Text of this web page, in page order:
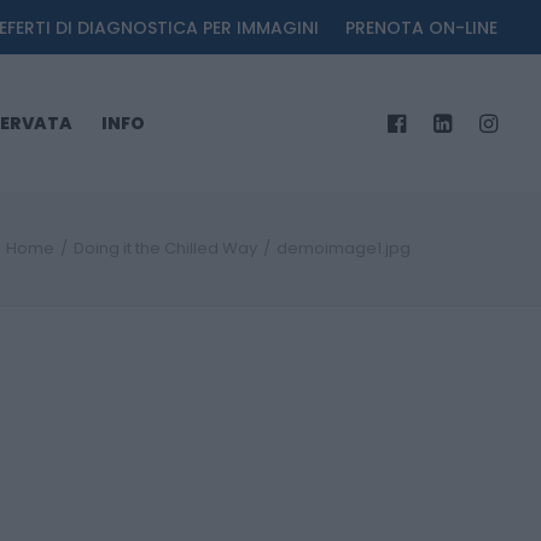
DI DIAGNOSTICA PER IMMAGINI PRENOTA ON-LINE
INFO